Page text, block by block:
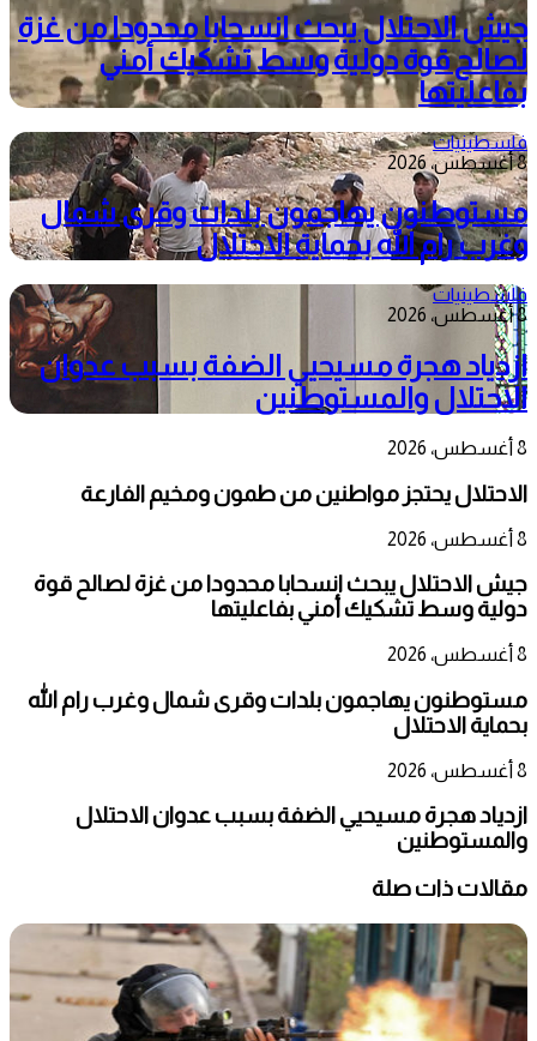
جيش الاحتلال يبحث انسحابا محدودا من غزة
لصالح قوة دولية وسط تشكيك أمني
بفاعليتها
فلسطينيات
8 أغسطس، 2026
مستوطنون يهاجمون بلدات وقرى شمال
وغرب رام الله بحماية الاحتلال
فلسطينيات
8 أغسطس، 2026
ازدياد هجرة مسيحيي الضفة بسبب عدوان
الاحتلال والمستوطنين
8 أغسطس، 2026
الاحتلال يحتجز مواطنين من طمون ومخيم الفارعة
8 أغسطس، 2026
جيش الاحتلال يبحث انسحابا محدودا من غزة لصالح قوة
دولية وسط تشكيك أمني بفاعليتها
8 أغسطس، 2026
مستوطنون يهاجمون بلدات وقرى شمال وغرب رام الله
بحماية الاحتلال
8 أغسطس، 2026
ازدياد هجرة مسيحيي الضفة بسبب عدوان الاحتلال
والمستوطنين
مقالات ذات صلة